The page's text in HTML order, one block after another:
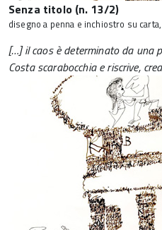
Senza titolo (n. 13/2)
disegno a penna e inchiostro su
[…] il caos è determinato da una
Costa scarabocchia e riscrive,